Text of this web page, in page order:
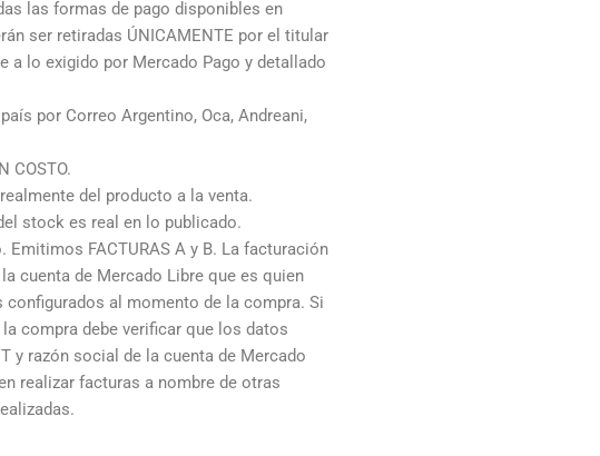
las formas de pago disponibles en
ser retiradas ÚNICAMENTE por el titular
a lo exigido por Mercado Pago y detallado
por Correo Argentino, Oca, Andreani,
COSTO.
del producto a la venta.
stock es real en lo publicado.
Emitimos FACTURAS A y B. La facturación
cuenta de Mercado Libre que es quien
al momento de la compra. Si
compra debe verificar que los datos
y razón social de la cuenta de Mercado
realizar facturas a nombre de otras